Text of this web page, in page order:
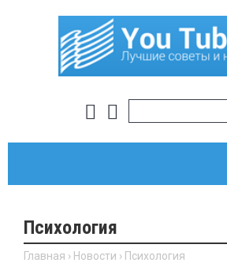
Психология
Главная › Новости › Психология